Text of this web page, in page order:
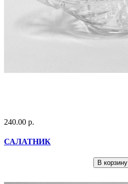
240.00 р.
САЛАТНИК
В корзину